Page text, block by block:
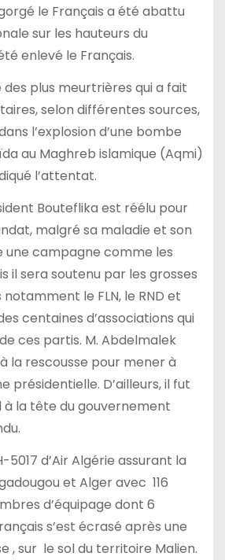
le Français a été abattu
sur les hauteurs du
enlevé le Français.
plus meurtrières qui a fait
selon différentes sources,
l’explosion d’une bombe
au Maghreb islamique (Aqmi)
l’attentat.
Bouteflika est réélu pour
malgré sa maladie et son
une campagne comme les
il sera soutenu par les grosses
le FLN, le RND et
centaines d’associations qui
ces partis. M. Abdelmalek
la rescousse pour mener à
présidentielle. D’ailleurs, il fut
la tête du gouvernement
5017 d’Air Algérie assurant la
et Alger avec 116
d’équipage dont 6
s’est écrasé après une
, sur le sol du territoire Malien.